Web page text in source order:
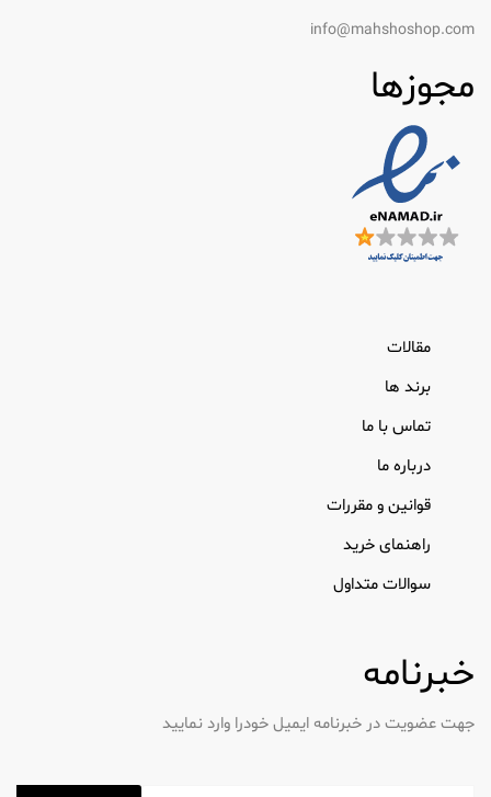
info@mahshoshop.com
مجوزها
مقالات
برند ها
تماس با ما
درباره ما
قوانین و مقررات
راهنمای خرید
سوالات متداول
خبرنامه
جهت عضویت در خبرنامه ایمیل خودرا وارد نمایید